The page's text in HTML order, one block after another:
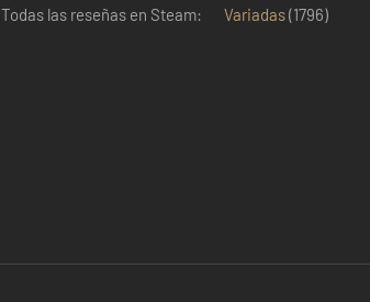
Todas las reseñas en Steam:
Variadas(1796)